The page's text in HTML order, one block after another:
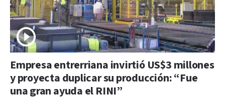
Empresa entrerriana invirtió US$3 millones
y proyecta duplicar su producción: “Fue
una gran ayuda el RINI”